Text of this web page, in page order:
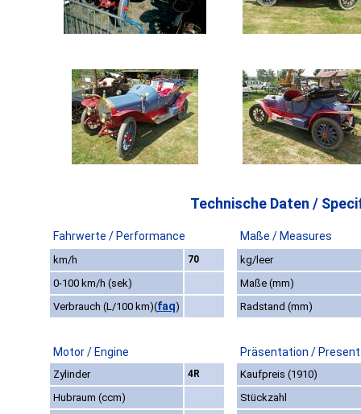
Technische Daten /
Fahrwerte / Performance Maße / Measures
km/h 70
kg/leer
0-100 km/h (sek)
Maße (mm)
Verbrauch (L/100 km)(faq) Radstand (mm)
Motor / Engine Präsentation /
Zylinder 4R
Kaufpreis (1910)
Hubraum (ccm)
Stückzahl